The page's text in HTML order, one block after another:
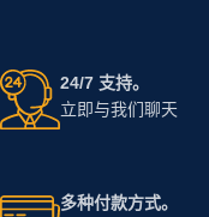
24/7 支持。
立即与我们聊天
多种付款方式。